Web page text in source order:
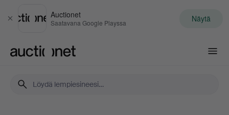
Sulje
Auctionet
Saatavana Google Playssa Näytä